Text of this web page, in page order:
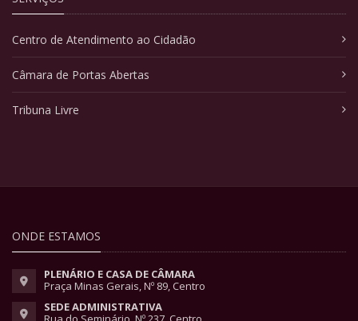
Centro de Atendimento ao Cidadão
Câmara de Portas Abertas
Tribuna Livre
ONDE ESTAMOS
PLENÁRIO E CASA DE CÂMARA
Praça Minas Gerais, Nº 89, Centro
SEDE ADMINISTRATIVA